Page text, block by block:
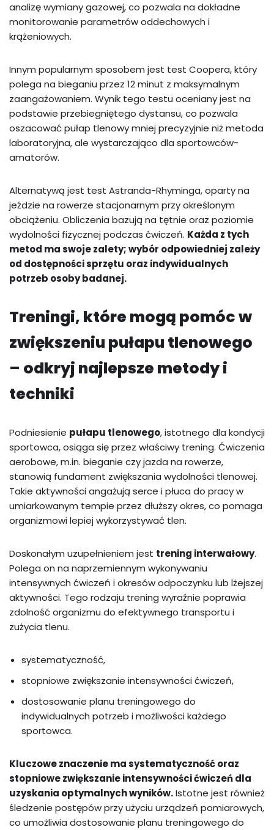
analizę wymiany gazowej, co pozwala na dokładne
monitorowanie parametrów oddechowych i
krążeniowych.
Innym popularnym sposobem jest test Coopera, który
polega na bieganiu przez 12 minut z maksymalnym
zaangażowaniem. Wynik tego testu oceniany jest na
podstawie przebiegniętego dystansu, co pozwala
oszacować pułap tlenowy mniej precyzyjnie niż metoda
laboratoryjna, ale wystarczająco dla sportowców-
amatorów.
Alternatywą jest test Astranda-Rhyminga, oparty na
jeździe na rowerze stacjonarnym przy określonym
obciążeniu. Obliczenia bazują na tętnie oraz poziomie
wydolności fizycznej podczas ćwiczeń. Każda z tych
metod ma swoje zalety; wybór odpowiedniej zależy
od dostępności sprzętu oraz indywidualnych
potrzeb osoby badanej.
Treningi, które mogą pomóc w
zwiększeniu pułapu tlenowego
– odkryj najlepsze metody i
techniki
Podniesienie pułapu tlenowego, istotnego dla kondycji
sportowca, osiąga się przez właściwy trening. Ćwiczenia
aerobowe, m.in. bieganie czy jazda na rowerze,
stanowią fundament zwiększania wydolności tlenowej.
Takie aktywności angażują serce i płuca do pracy w
umiarkowanym tempie przez dłuższy okres, co pomaga
organizmowi lepiej wykorzystywać tlen.
Doskonałym uzupełnieniem jest trening interwałowy.
Polega on na naprzemiennym wykonywaniu
intensywnych ćwiczeń i okresów odpoczynku lub lżejszej
aktywności. Tego rodzaju trening wyraźnie poprawia
zdolność organizmu do efektywnego transportu i
zużycia tlenu.
systematyczność,
stopniowe zwiększanie intensywności ćwiczeń,
dostosowanie planu treningowego do
indywidualnych potrzeb i możliwości każdego
sportowca.
Kluczowe znaczenie ma systematyczność oraz
stopniowe zwiększanie intensywności ćwiczeń dla
uzyskania optymalnych wyników.Istotne jest również
śledzenie postępów przy użyciu urządzeń pomiarowych,
co umożliwia dostosowanie planu treningowego do